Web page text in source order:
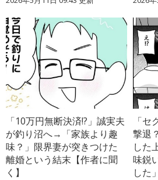
「10万円無断決済!?」誠実夫
が釣り沼へ→「家族より趣
味？」限界妻が突きつけた
離婚という結末【作者に聞
く】
「
撃退
した
味鋭
した